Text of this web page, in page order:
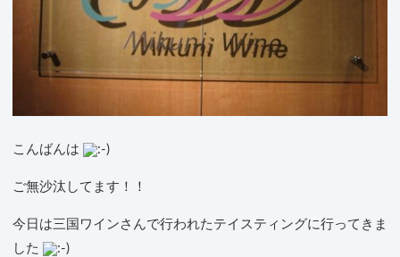
こんばんは
ご無沙汰してます！！
今日は三国ワインさんで行われたテイスティングに行ってきま
した